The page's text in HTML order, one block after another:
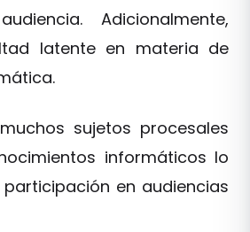
Adicionalmente,
latente en materia de
sujetos procesales
informáticos lo
en audiencias